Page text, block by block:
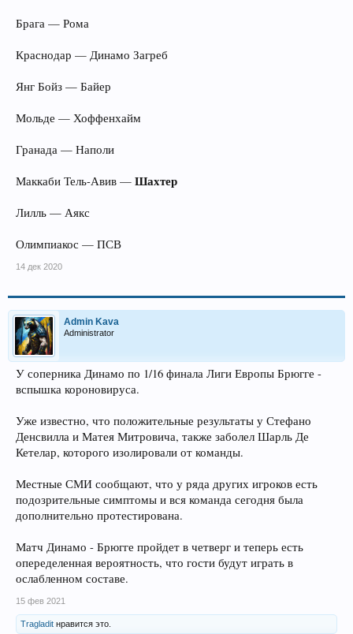
Брага — Рома
Краснодар — Динамо Загреб
Янг Бойз — Байер
Мольде — Хоффенхайм
Гранада — Наполи
Маккаби Тель-Авив — Шахтер
Лилль — Аякс
Олимпиакос — ПСВ
14 дек 2020
Admin Kava
Administrator
У соперника Динамо по 1/16 финала Лиги Европы Брюгге -
вспышка короновируса.
Уже известно, что положительные результаты у Стефано
Денсвилла и Матея Митровича, также заболел Шарль Де
Кетелар, которого изолировали от команды.
Местные СМИ сообщают, что у ряда других игроков есть
подозрительные симптомы и вся команда сегодня была
дополнительно протестирована.
Матч Динамо - Брюгге пройдет в четверг и теперь есть
опеределенная вероятность, что гости будут играть в
ослабленном составе.
15 фев 2021
Tragladit нравится это.